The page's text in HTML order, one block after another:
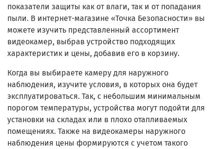
показатели защиты как от влаги, так и от попадания
пыли. В интернет-магазине «Точка Безопасности» вы
можете изучить представленный ассортимент
видеокамер, выбрав устройство подходящих
характеристик и цены, добавив его в корзину.
Когда вы выбираете камеру для наружного
наблюдения, изучите условия, в которых она будет
эксплуатироваться. Так, с небольшим минимальным
порогом температуры, устройства могут подойти для
установки на складах или в плохо отапливаемых
помещениях. Также на видеокамеры наружного
наблюдения цены формируются с учетом такого